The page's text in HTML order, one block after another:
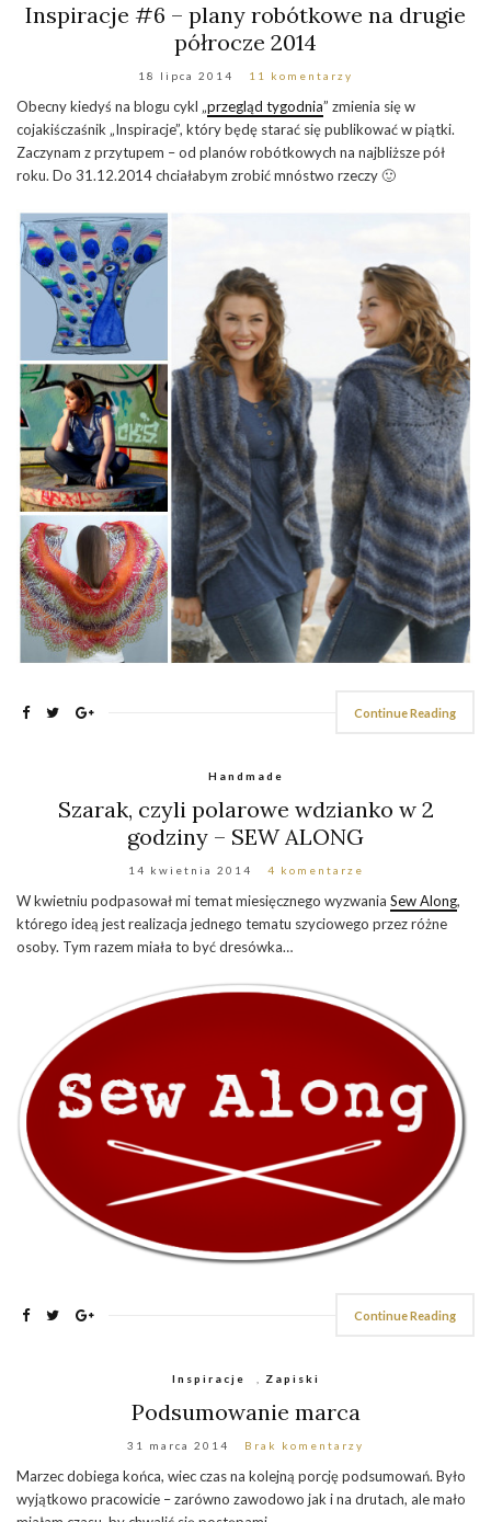
Inspiracje #6 – plany robótkowe na drugie
półrocze 2014
18 lipca 2014 11 komentarzy
Obecny kiedyś na blogu cykl „przegląd tygodnia” zmienia się w
cojakiśczaśnik „Inspiracje”, który będę starać się publikować w piątki.
Zaczynam z przytupem – od planów robótkowych na najbliższe pół
roku. Do 31.12.2014 chciałabym zrobić mnóstwo rzeczy 🙂
Continue Reading
Handmade
Szarak, czyli polarowe wdzianko w 2
godziny – SEW ALONG
14 kwietnia 2014 4 komentarze
W kwietniu podpasował mi temat miesięcznego wyzwania Sew Along,
którego ideą jest realizacja jednego tematu szyciowego przez różne
osoby. Tym razem miała to być dresówka…
Continue Reading
Inspiracje Zapiski
Podsumowanie marca
31 marca 2014 Brak komentarzy
Marzec dobiega końca, wiec czas na kolejną porcję podsumowań. Było
wyjątkowo pracowicie – zarówno zawodowo jak i na drutach, ale mało